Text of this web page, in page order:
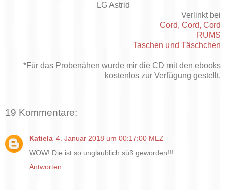
LG Astrid
Verlinkt bei
Cord, Cord, Cord
RUMS
Taschen und Täschchen
*Für das Probenähen wurde mir die CD mit den ebooks
kostenlos zur Verfügung gestellt.
19 Kommentare:
Katiela 4. Januar 2018 um 00:17:00 MEZ
WOW! Die ist so unglaublich süß geworden!!!
Antworten